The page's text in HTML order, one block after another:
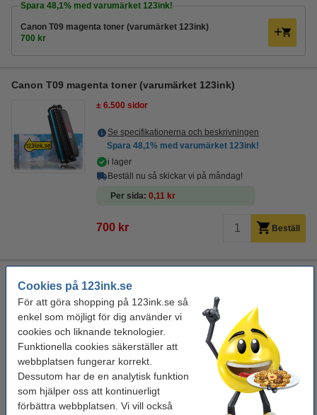
Cookies på 123ink.se
För att göra shopping på 123ink.se så
enkel som möjligt för dig använder vi
cookies och liknande teknologier.
Funktionella cookies säkerställer att
webbplatsen fungerar korrekt.
Dessutom har de en analytisk funktion
som hjälper oss att kontinuerligt
förbättra webbplatsen. Vi vill också
Spara 48,1% med varumärket 123ink!
Canon T09 magenta toner (varumärket 123ink)
700 kr
Canon T09 magenta toner (varumärket 123ink)
± 6.500 sidor
Se specifikationerna och beskrivningen
Spara 48,1% med varumärket 123ink!
i lager
Beställ nu så skickar vi på måndag!
Per sida 0,11 kr
700 kr Beställ
± 5.900 sidor
Se specifikationerna och beskrivningen
i lager
Beställ nu så skickar vi på måndag!
Per sida 0,2 kr
1 225 kr